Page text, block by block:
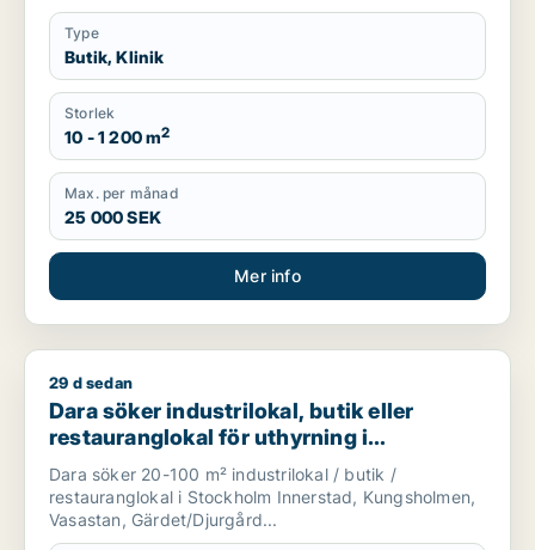
Type
Butik, Klinik
Storlek
10 - 1 200 m2
Max. per månad
25 000 SEK
Mer info
Dara söker industrilokal, butik eller restauranglokal för
29 d sedan
Dara söker industrilokal, butik eller
restauranglokal för uthyrning i
Stockholm Innerstad, Kungsholmen eller
Vasastan m.fl.
Dara söker 20-100 m² industrilokal / butik /
restauranglokal i Stockholm Innerstad, Kungsholmen,
Vasastan, Gärdet/Djurgård...